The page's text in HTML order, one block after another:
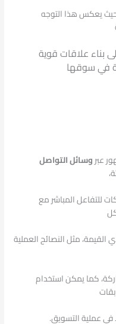
حيث يعكس هذا التوجه
بناء علاقات قوية
في سوقها
عبروسائل التواصل
للتفاعل المباشر مع
القيمة، مثل النصائح العملية
كما يمكن استخدام
في عملية التسويق.